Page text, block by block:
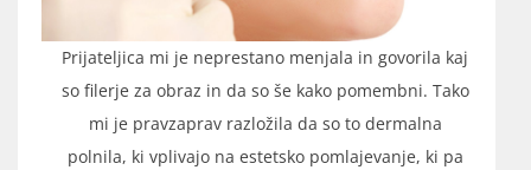
Prijateljica mi je neprestano menjala in govorila kaj
so filerje za obraz in da so še kako pomembni. Tako
mi je pravzaprav razložila da so to dermalna
polnila, ki vplivajo na estetsko pomlajevanje, ki pa